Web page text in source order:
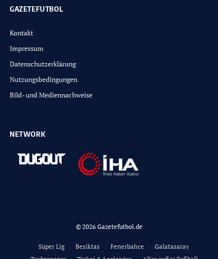
GAZETEFUTBOL
Kontakt
Impressum
Datenschutzerklärung
Nutzungsbedingungen
Bild- und Mediennachweise
NETWORK
© 2026 Gazetefutbol.de
Süper Lig Besiktas Fenerbahce
Galatasaray